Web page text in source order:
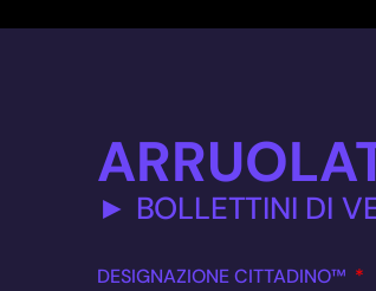
► BOLLETTINI DI
DESIGNAZIONE CITTADINO™